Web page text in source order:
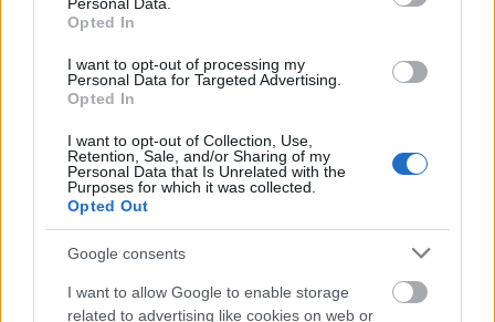
Opted In
I want to opt-out of processing my
Personal Data for Targeted Advertising.
Opted In
I want to opt-out of Collection, Use,
Retention, Sale, and/or Sharing of my
Personal Data that Is Unrelated with the
Purposes for which it was collected.
Opted Out
Google consents
I want to allow Google to enable storage
related to advertising like cookies on web or
Gazdaság Dunaújváros
MAGYAR ÉPÍTŐK